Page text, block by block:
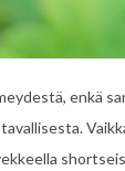
enkä